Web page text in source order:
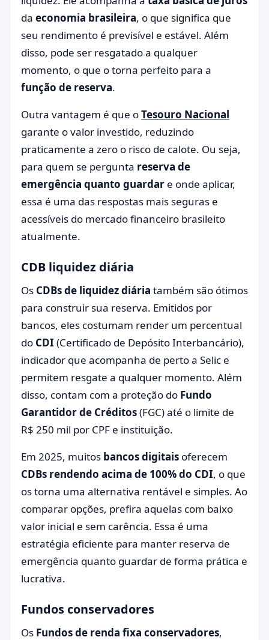
da economia brasileira, o que significa que
seu rendimento é previsível e estável. Além
disso, pode ser resgatado a qualquer
momento, o que o torna perfeito para a
função de reserva.
Outra vantagem é que oTesouro Nacional
garante o valor investido, reduzindo
praticamente a zero o risco de calote. Ou seja,
para quem se pergunta reserva de
emergência quanto guardar e onde aplicar,
essa é uma das respostas mais seguras e
acessíveis do mercado financeiro brasileito
atualmente.
CDB liquidez diária
Os CDBs de liquidez diária também são ótimos
para construir sua reserva. Emitidos por
bancos, eles costumam render um percentual
do CDI (Certificado de Depósito Interbancário),
indicador que acompanha de perto a Selic e
permitem resgate a qualquer momento. Além
disso, contam com a proteção do Fundo
Garantidor de Créditos(FGC) até o limite de
R$ 250 mil por CPF e instituição.
Em 2025, muitos bancos digitais oferecem
CDBs rendendo acima de 100% do CDI, o que
os torna uma alternativa rentável e simples. Ao
comparar opções, prefira aquelas com baixo
valor inicial e sem carência. Essa é uma
estratégia eficiente para manter reserva de
emergência quanto guardar de forma prática e
lucrativa.
Fundos conservadores
Os Fundos de renda fixa conservadores,